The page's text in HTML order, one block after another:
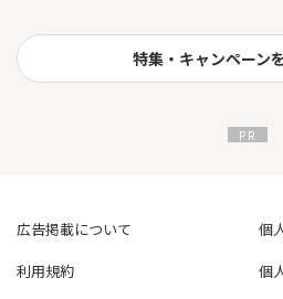
特集・キャンペーン
広告掲載について
個
利用規約
個